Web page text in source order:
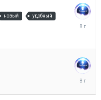
новый удобный
2018